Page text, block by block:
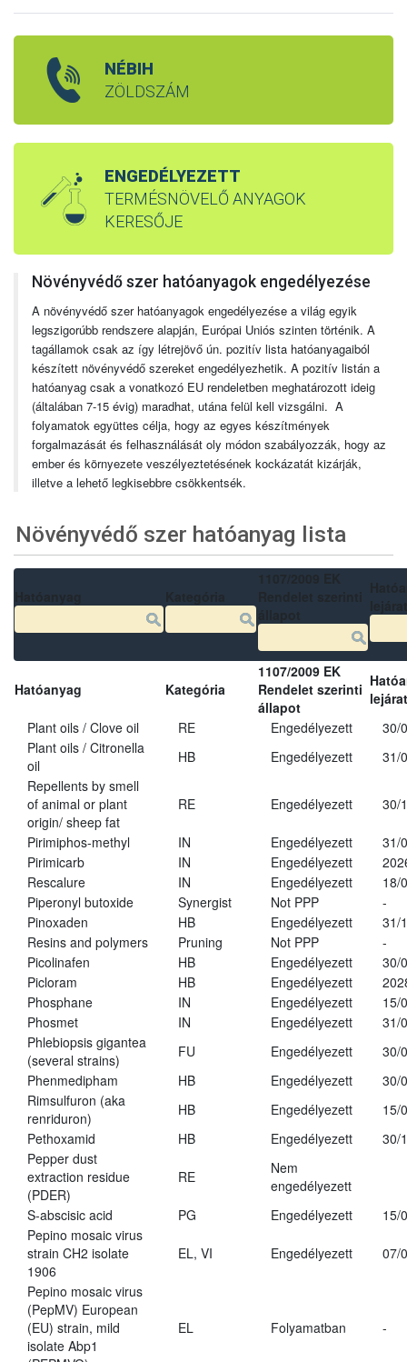
NÉBIH
ZÖLDSZÁM
ENGEDÉLYEZETT
TERMÉSNÖVELŐ ANYAGOK
KERESŐJE
Növényvédő szer hatóanyagok engedélyezése
A növényvédő szer hatóanyagok engedélyezése a világ egyik
legszigorúbb rendszere alapján, Európai Uniós szinten történik. A
tagállamok csak az így létrejövő ún. pozitív lista hatóanyagaiból
készített növényvédő szereket engedélyezhetik. A pozitív listán a
hatóanyag csak a vonatkozó EU rendeletben meghatározott ideig
(általában 7-15 évig) maradhat, utána felül kell vizsgálni. A
folyamatok együttes célja, hogy az egyes készítmények
forgalmazását és felhasználását oly módon szabályozzák, hogy az
ember és környezete veszélyeztetésének kockázatát kizárják,
illetve a lehető legkisebbre csökkentsék.
Növényvédő szer hatóanyag lista
Hatóanyag Kategória
1107/2009 EK
Rendelet szerinti
állapot
Plant oils / Clove oil
RE Engedélyezett
30/
Plant oils / Citronella
oil
HB Engedélyezett
31/
Repellents by smell
of animal or plant
origin/ sheep fat
RE Engedélyezett 30/
Pirimiphos-methyl IN Engedélyezett
31/
Pirimicarb
IN Engedélyezett
Rescalure
IN Engedélyezett
18/
Piperonyl butoxide
Synergist Not PPP
-
Pinoxaden
HB Engedélyezett
31/
Resins and polymers
Pruning Not PPP
-
Picolinafen
HB Engedélyezett
30/
Picloram
HB Engedélyezett
Phosphane
IN Engedélyezett
15/
Phosmet
IN Engedélyezett
31/
Phlebiopsis gigantea
(several strains)
FU Engedélyezett
30/
Phenmedipham
HB Engedélyezett
30/
Rimsulfuron (aka
renriduron)
HB Engedélyezett
15/
Pethoxamid
HB Engedélyezett
30/
Pepper dust
extraction residue
(PDER)
RE
Nem
engedélyezett
S-abscisic acid
PG Engedélyezett
15/
Pepino mosaic virus
strain CH2 isolate
1906
EL, VI Engedélyezett 07/
Pepino mosaic virus
(PepMV) European
(EU) strain, mild
isolate Abp1
EL Folyamatban -